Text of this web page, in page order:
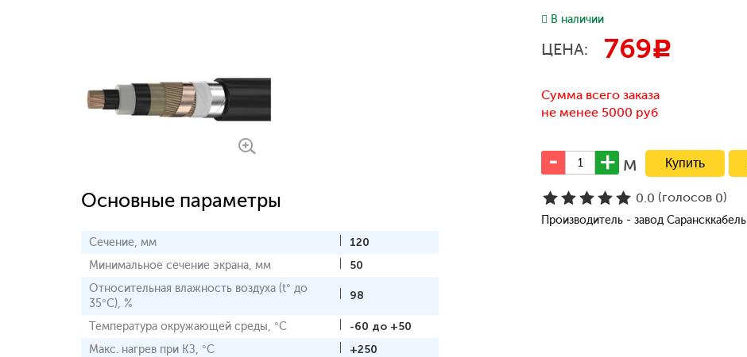
Основные параметры
Сечение, мм
120
Минимальное сечение экрана, мм
50
Относительная влажность воздуха (t° до
35°С), %
98
Температура окружающей среды, °С
-60 до +50
Макс. нагрев при КЗ, °С
+250
В наличии
ЦЕНА: 769c
Сумма всего заказа
не менее 5000 руб
м
0.0 (голосов 0)
Производитель - завод Сарансккабель